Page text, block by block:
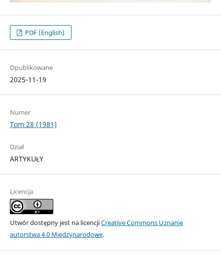
PDF (English)
Opublikowane
2025-11-19
Numer
Tom 28 (1981)
Dział
ARTYKUŁY
Licencja
Utwór dostępny jest na licencjiCreative Commons Uznanie
autorstwa 4.0 Międzynarodowe.